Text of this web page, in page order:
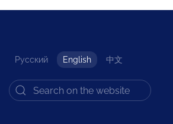
Русский English 中文